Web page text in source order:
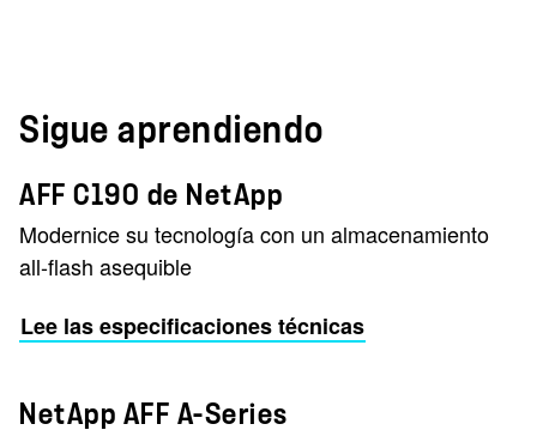
Sigue aprendiendo
AFF C190 de NetApp
Modernice su tecnología con un almacenamiento
all-flash asequible
Lee las especificaciones técnicas
NetApp AFF A-Series